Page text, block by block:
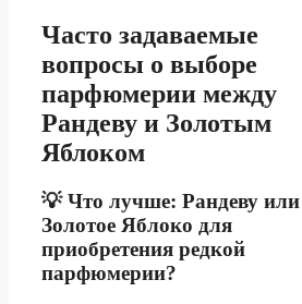
Часто задаваемые
вопросы о выборе
парфюмерии между
Рандеву и Золотым
Яблоком
💡 Что лучше: Рандеву или
Золотое Яблоко для
приобретения редкой
парфюмерии?